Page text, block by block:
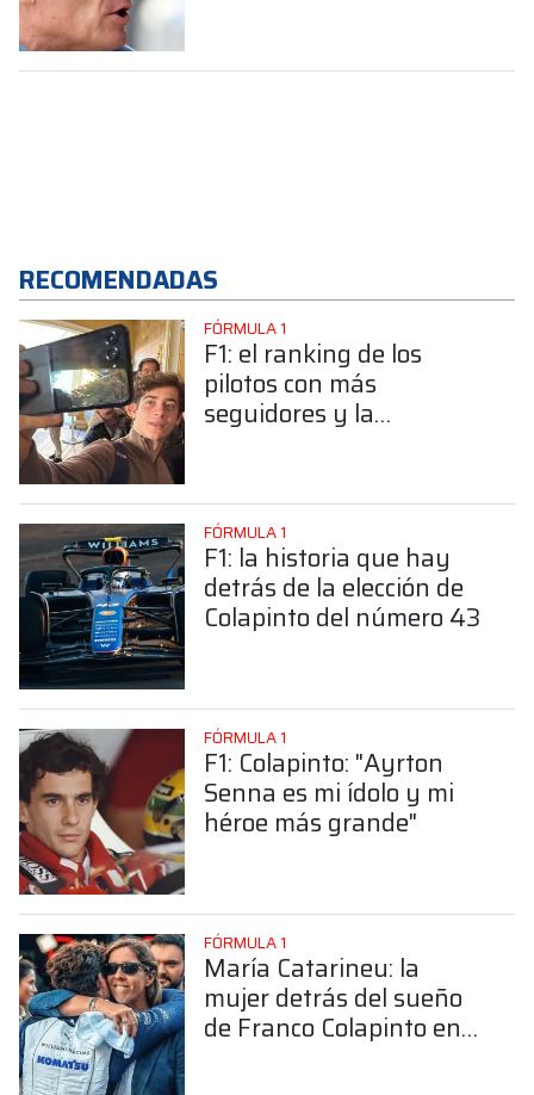
RECOMENDADAS
FÓRMULA 1
F1: el ranking de los
pilotos con más
seguidores y la
FÓRMULA 1
F1: la historia que hay
detrás de la elección de
Colapinto del número 43
FÓRMULA 1
F1: Colapinto: "Ayrton
Senna es mi ídolo y mi
héroe más grande"
FÓRMULA 1
María Catarineu: la
mujer detrás del sueño
de Franco Colapinto en